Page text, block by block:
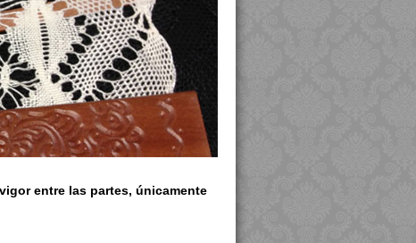
entre las partes, únicamente